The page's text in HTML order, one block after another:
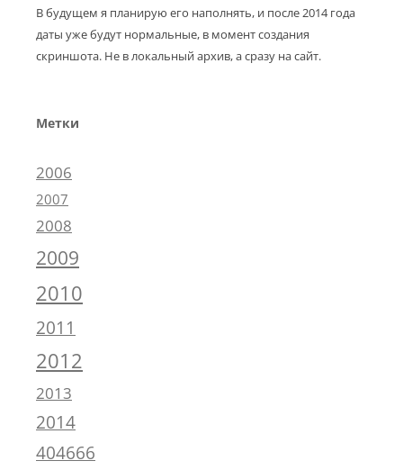
В будущем я планирую его наполнять, и после 2014 года
даты уже будут нормальные, в момент создания
скриншота. Не в локальный архив, а сразу на сайт.
Метки
2006
2007
2008
2009
2010
2011
2012
2013
2014
404666